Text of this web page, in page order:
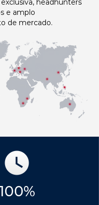
headhunters
e amplo
de mercado.